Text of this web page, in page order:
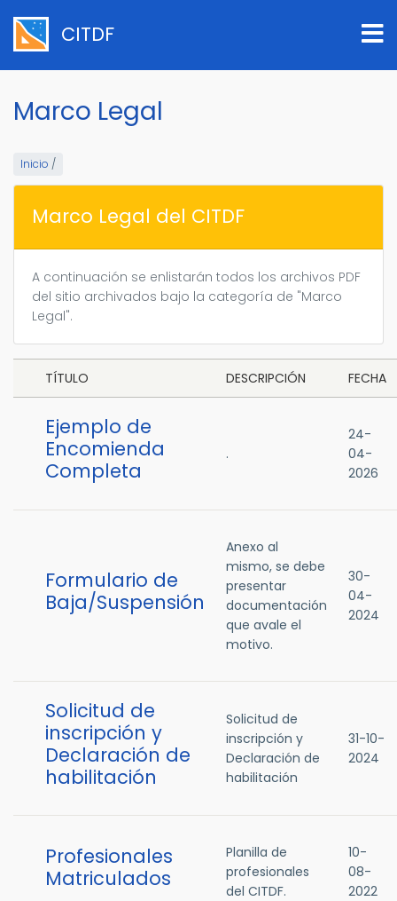
contenido
principal
CITDF
Marco Legal
Inicio /
Marco Legal del CITDF
A continuación se enlistarán todos los archivos PDF
del sitio archivados bajo la categoría de "Marco
Legal".
TÍTULO DESCRIPCIÓN FECHA
Ejemplo de
Encomienda
Completa
.
24-
04-
2026
Formulario de
Baja/Suspensión
Anexo al
mismo, se debe
presentar
documentación
que avale el
motivo.
30-
04-
2024
Solicitud de
inscripción y
Declaración de
habilitación
Solicitud de
inscripción y
Declaración de
habilitación
31-10-
2024
Profesionales
Matriculados
Planilla de
profesionales
del CITDF.
10-
08-
2022